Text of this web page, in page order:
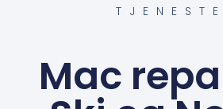
Mac